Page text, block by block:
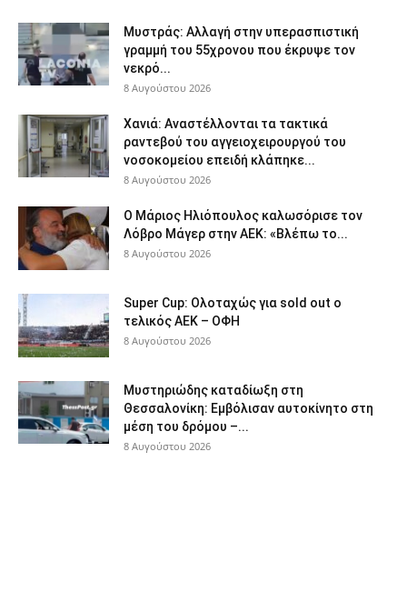
Μυστράς: Αλλαγή στην υπερασπιστική
γραμμή του 55χρονου που έκρυψε τον
νεκρό...
8 Αυγούστου 2026
Χανιά: Aναστέλλονται τα τακτικά
ραντεβού του αγγειοχειρουργού του
νοσοκομείου επειδή κλάπηκε...
8 Αυγούστου 2026
Ο Μάριος Ηλιόπουλος καλωσόρισε τον
Λόβρο Μάγερ στην ΑΕΚ: «Βλέπω το...
8 Αυγούστου 2026
Super Cup: Ολοταχώς για sold out ο
τελικός ΑΕΚ – ΟΦΗ
8 Αυγούστου 2026
Μυστηριώδης καταδίωξη στη
Θεσσαλονίκη: Εμβόλισαν αυτοκίνητο στη
μέση του δρόμου –...
8 Αυγούστου 2026